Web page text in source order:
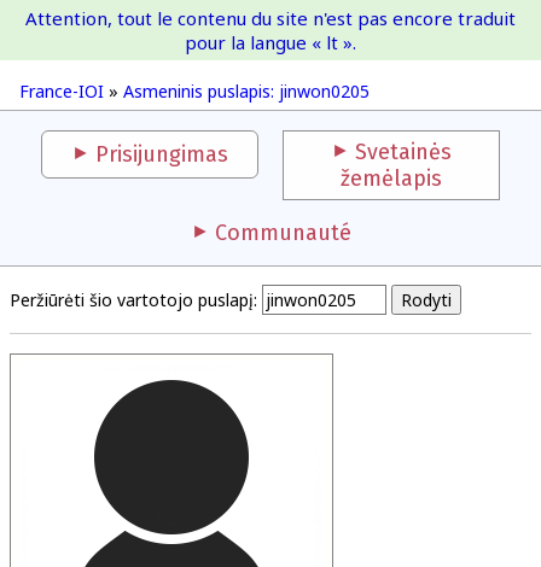
France-IOI
France-IOI » Asmeninis puslapis: jinwon0205
Attention, tout le contenu du site n'est pas encore traduit
pour la langue « lt ».
Prisijungimas
Svetainės
žemėlapis
Communauté
Peržiūrėti šio vartotojo puslapį: